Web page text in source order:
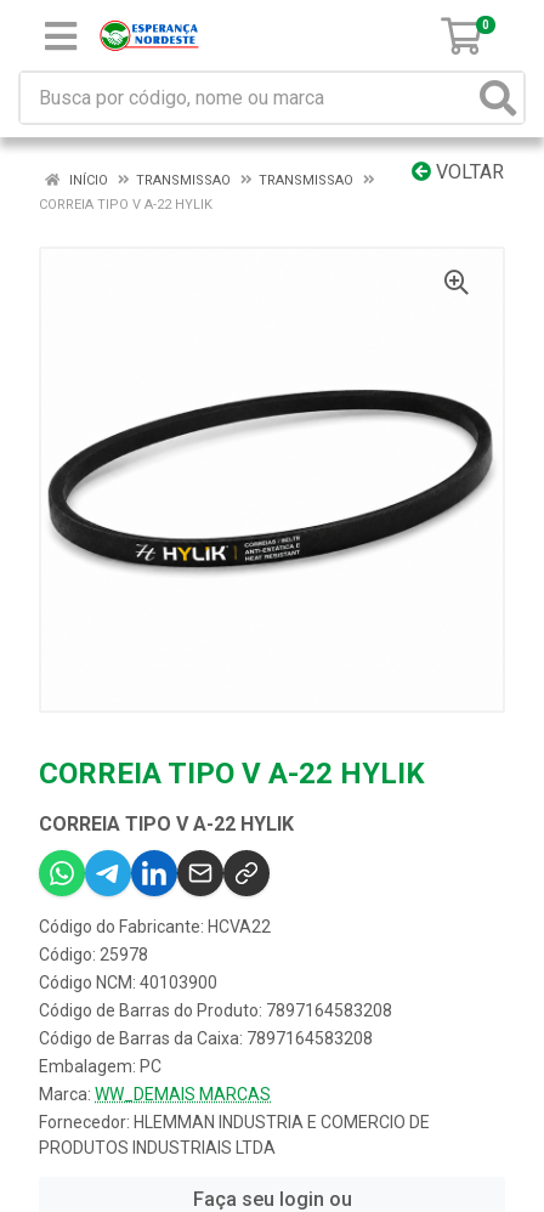
0
VOLTAR
INÍCIO TRANSMISSAO
TRANSMISSAO
CORREIA TIPO V A-22 HYLIK
CORREIA TIPO V A-22 HYLIK
CORREIA TIPO V A-22 HYLIK
Código do Fabricante: HCVA22
Código: 25978
Código NCM: 40103900
Código de Barras do Produto: 7897164583208
Código de Barras da Caixa: 7897164583208
Embalagem: PC
Marca: WW_DEMAIS MARCAS
Fornecedor: HLEMMAN INDUSTRIA E COMERCIO DE
PRODUTOS INDUSTRIAIS LTDA
Faça seu login ou